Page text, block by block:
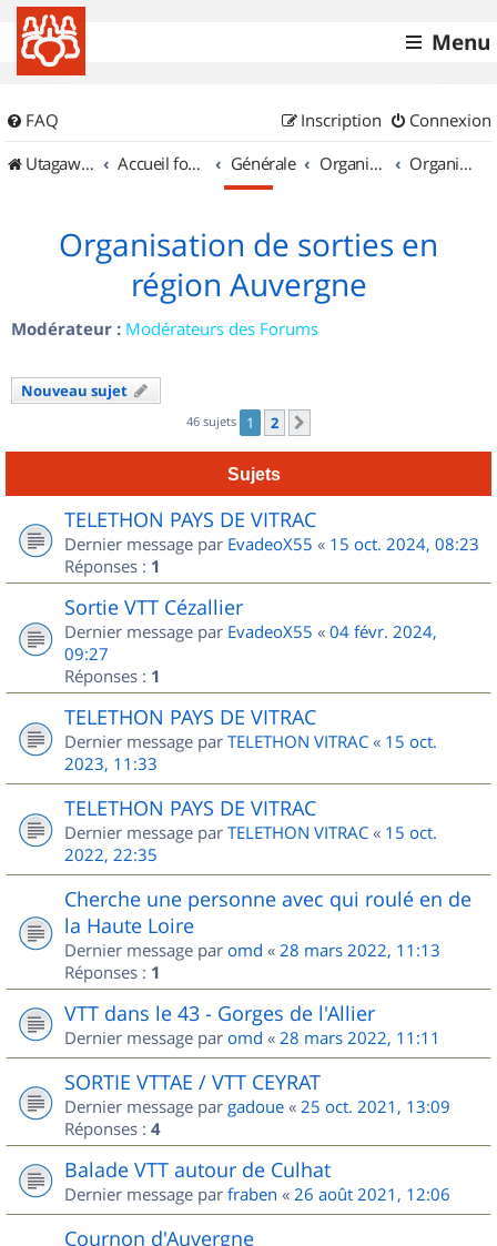
Menu
FAQ Connexion
Inscription
UtagawaVTT (Randos VTT et VTTAE avec traces GPS)
Accueil forum Générale Organisation de sorties & Recherche de partenaires Organisation de sorties en région Auvergne
Organisation de sorties en
région Auvergne
Modérateur : Modérateurs des Forums
Nouveau sujet
46 sujets 1 2
Sujets
TELETHON PAYS DE VITRAC
Dernier message par EvadeoX55 « 15 oct. 2024, 08:23
Réponses : 1
Sortie VTT Cézallier
Dernier message par EvadeoX55 « 04 févr. 2024,
09:27
Réponses : 1
TELETHON PAYS DE VITRAC
Dernier message par TELETHON VITRAC « 15 oct.
2023, 11:33
TELETHON PAYS DE VITRAC
Dernier message par TELETHON VITRAC « 15 oct.
2022, 22:35
Cherche une personne avec qui roulé en de
la Haute Loire
Dernier message par omd « 28 mars 2022, 11:13
Réponses : 1
VTT dans le 43 - Gorges de l'Allier
Dernier message par omd « 28 mars 2022, 11:11
SORTIE VTTAE / VTT CEYRAT
Dernier message par gadoue « 25 oct. 2021, 13:09
Réponses : 4
Balade VTT autour de Culhat
Dernier message par fraben « 26 août 2021, 12:06
Cournon d'Auvergne